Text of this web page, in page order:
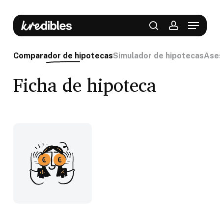
main
content
searchaccount
Menu
Comparador de hipotecasSimulador de hipotecas
Ficha de hipoteca